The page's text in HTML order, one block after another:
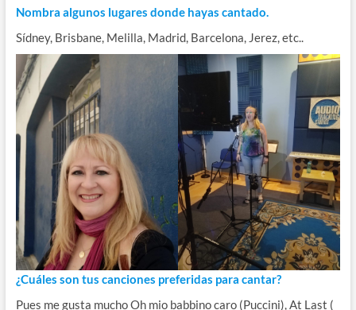
Nombra algunos lugares donde hayas cantado.
Sídney, Brisbane, Melilla, Madrid, Barcelona, Jerez, etc..
¿Cuáles son tus canciones preferidas para cantar?
Pues me gusta mucho Oh mio babbino caro (Puccini), At Last (